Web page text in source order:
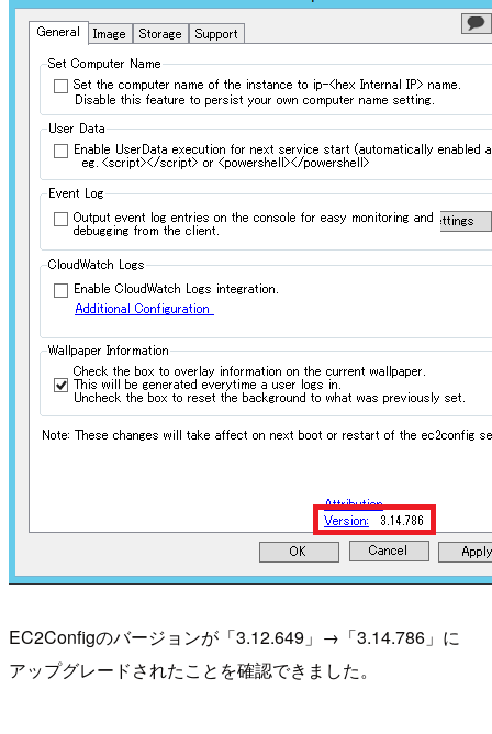
EC2Configのバージョンが「3.12.649」→「3.14.786」に
アップグレードされたことを確認できました。